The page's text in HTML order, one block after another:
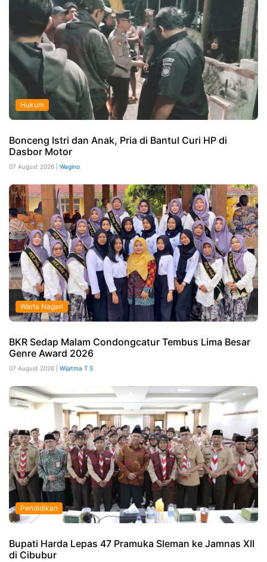
Hukum
Bonceng Istri dan Anak, Pria di Bantul Curi HP di
Dasbor Motor
07 August 2026 | Wagino
Warta Nagari
BKR Sedap Malam Condongcatur Tembus Lima Besar
Genre Award 2026
07 August 2026 | Wijatma T S
Pendidikan
Bupati Harda Lepas 47 Pramuka Sleman ke Jamnas XII
di Cibubur